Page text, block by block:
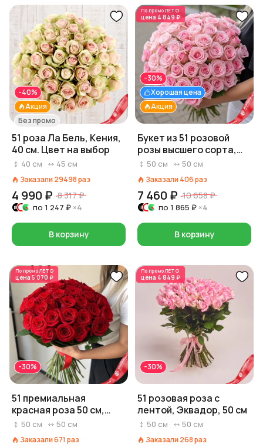
Акция
-40%
Без промо
51 роза Ла Бель, Кения,
40 см. Цвет на выбор
40 см 45 см
Заказали 29498раз
4 990 ₽ 8 317 ₽
по 1 247 ₽ ×4
В корзину
По промоЛЕТО
цена 4 849 ₽
Акция
Хорошая цена
-30%
Букет из 51 розовой
розы высшего сорта,
Россия, 50 см
50 см 50 см
Заказали 406раз
7 460 ₽ 10 658 ₽
по 1 865 ₽ ×4
В корзину
По промоЛЕТО
цена 5 070 ₽
-30%
51 премиальная
красная роза 50 см,
Россия
50 см 50 см
Заказали671 раз
По промоЛЕТО
цена 4 849 ₽
-30%
51 розовая роза с
лентой, Эквадор, 50 см
50 см 50 см
Заказали 268раз